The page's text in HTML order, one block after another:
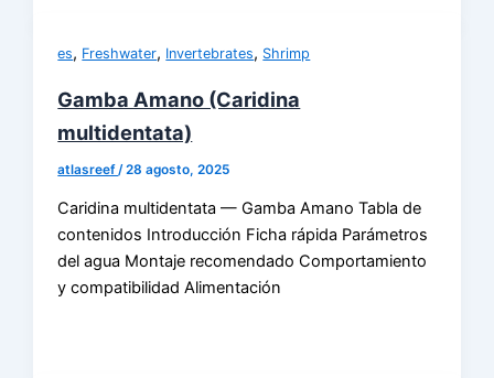
es, Freshwater, Invertebrates, Shrimp
Gamba Amano (Caridina
multidentata)
atlasreef /28 agosto, 2025
Caridina multidentata — Gamba Amano Tabla de
contenidos Introducción Ficha rápida Parámetros
del agua Montaje recomendado Comportamiento
y compatibilidad Alimentación